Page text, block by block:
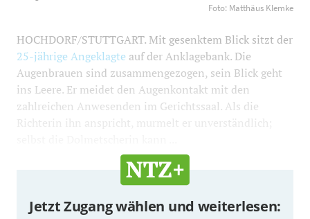
Foto: Matthäus Klemke
HOCHDORF/STUTTGART. Mit gesenktem Blick sitzt der
25-jährige Angeklagte auf der Anklagebank. Die
Augenbrauen sind zusammengezogen, sein Blick geht
ins Leere. Er meidet den Augenkontakt mit den
zahlreichen Anwesenden im Gerichtssaal. Als die
Richterin ihn anspricht, murmelt er unverständlich;
Jetzt Zugang wählen und weiterlesen: